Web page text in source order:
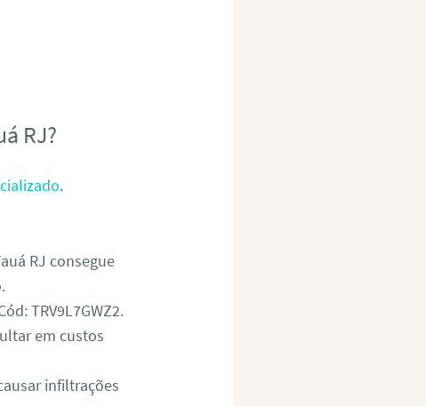
RJ?
.
RJ consegue
TRV9L7GWZ2.
em custos
infiltrações